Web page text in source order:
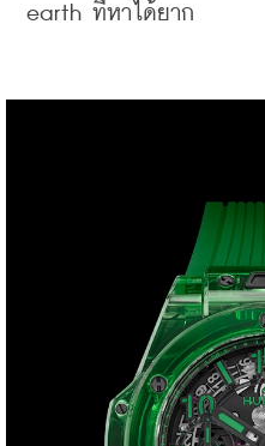
earth ที่หาได้ยาก